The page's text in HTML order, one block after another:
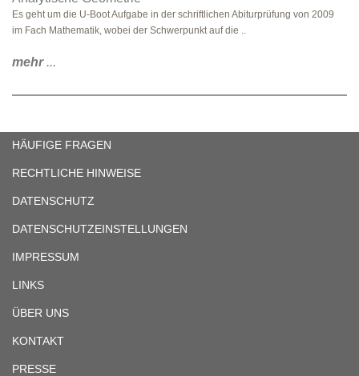
Es geht um die U-Boot Aufgabe in der schriftlichen Abiturprüfung von 2009
im Fach Mathematik, wobei der Schwerpunkt auf die ..
mehr...
HÄUFIGE FRAGEN
RECHTLICHE HINWEISE
DATENSCHUTZ
DATENSCHUTZEINSTELLUNGEN
IMPRESSUM
LINKS
ÜBER UNS
KONTAKT
PRESSE